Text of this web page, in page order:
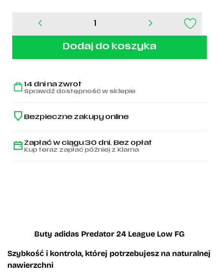
Buty
Low
FG
Dodaj do koszyka
14 dni na zwrot
Sprawdź dostępność w sklepie
Bezpieczne zakupy online
Zapłać w ciągu 30 dni. Bez opłat
Kup teraz zapłać później z Klarna
Buty adidas Predator 24 League Low FG
Szybkość i kontrola, której potrzebujesz na naturalnej
nawierzchni